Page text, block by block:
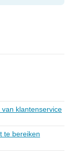
klantenservice
te bereiken